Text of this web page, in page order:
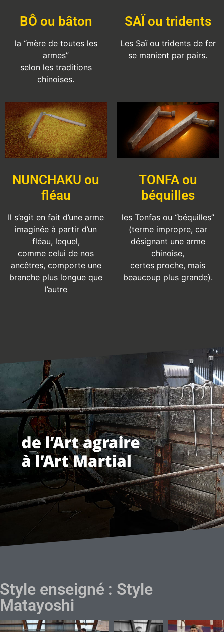
BÔ ou bâton
la “mère de toutes les
armes”
selon les traditions
chinoises.
SAÏ ou tridents
Les Saï ou tridents de fer
se manient par pairs.
NUNCHAKU ou
fléau
Il s’agit en fait d’une arme
imaginée à partir d’un
fléau, lequel,
comme celui de nos
ancêtres, comporte une
branche plus longue que
l’autre
TONFA ou
béquilles
les Tonfas ou “béquilles”
(terme impropre, car
désignant une arme
chinoise,
certes proche, mais
beaucoup plus grande).
Style enseigné : Style
Matayoshi